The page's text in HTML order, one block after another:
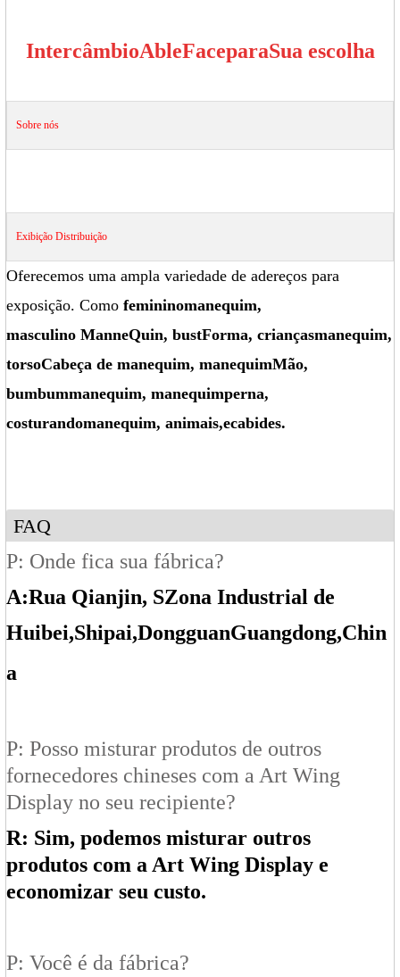
IntercâmbioAbleFaceparaSua escolha
Sobre nós
Exibição Distribuição
Oferecemos uma ampla variedade de adereços para
exposição. Como femininomanequim,
masculino ManneQuin, bustForma, criançasmanequim,
torsoCabeça de manequim, manequimMão,
bumbummanequim, manequimperna,
costurandomanequim, animais,ecabides.
FAQ
P: Onde fica sua fábrica?
A:Rua Qianjin, SZona Industrial de
Huibei,Shipai,DongguanGuangdong,Chin
a
P: Posso misturar produtos de outros
fornecedores chineses com a Art Wing
Display no seu recipiente?
R: Sim, podemos misturar outros
produtos com a Art Wing Display e
economizar seu custo.
P: Você é da fábrica?